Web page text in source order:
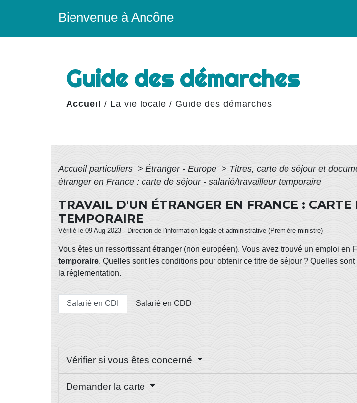
Bienvenue à Ancône
Guide des démarches
Accueil / La vie locale / Guide des démarches
Accueil particuliers > Étranger - Europe > Titres, carte de séjour et
étranger en France : carte de séjour - salarié/travailleur temporaire
TRAVAIL D'UN ÉTRANGER EN FRANCE :
TEMPORAIRE
Vérifié le 09 Aug 2023 - Direction de l'information légale et administrative (Première ministre)
Vous êtes un ressortissant étranger (non européen). Vous avez trouvé un emploi en
temporaire. Quelles sont les conditions pour obtenir ce titre de séjour ? Quelles
la réglementation.
Salarié en CDI Salarié en CDD
Vérifier si vous êtes concerné
Demander la carte